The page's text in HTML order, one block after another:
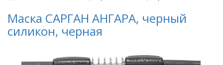
Маска САРГАН АНГАРА, черный
силикон, черная